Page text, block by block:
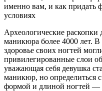
именно вам, и как придать
условиях
Археологические раскопки
маникюра более 4000 лет. В
здоровье своих ногтей
привилегированные слои
уважающая себя девушка
маникюр, но определиться
формой и длиной ногтей —